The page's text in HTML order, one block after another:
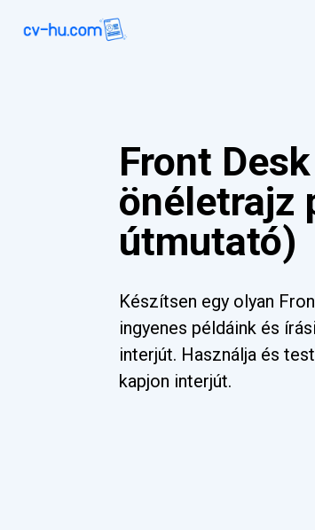
Front
önéletrajz
útmutató)
Készítsen egy olyan
ingyenes példáink és
interjút. Használja és
kapjon interjút.